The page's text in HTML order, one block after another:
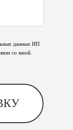
данных ИП
со мной.